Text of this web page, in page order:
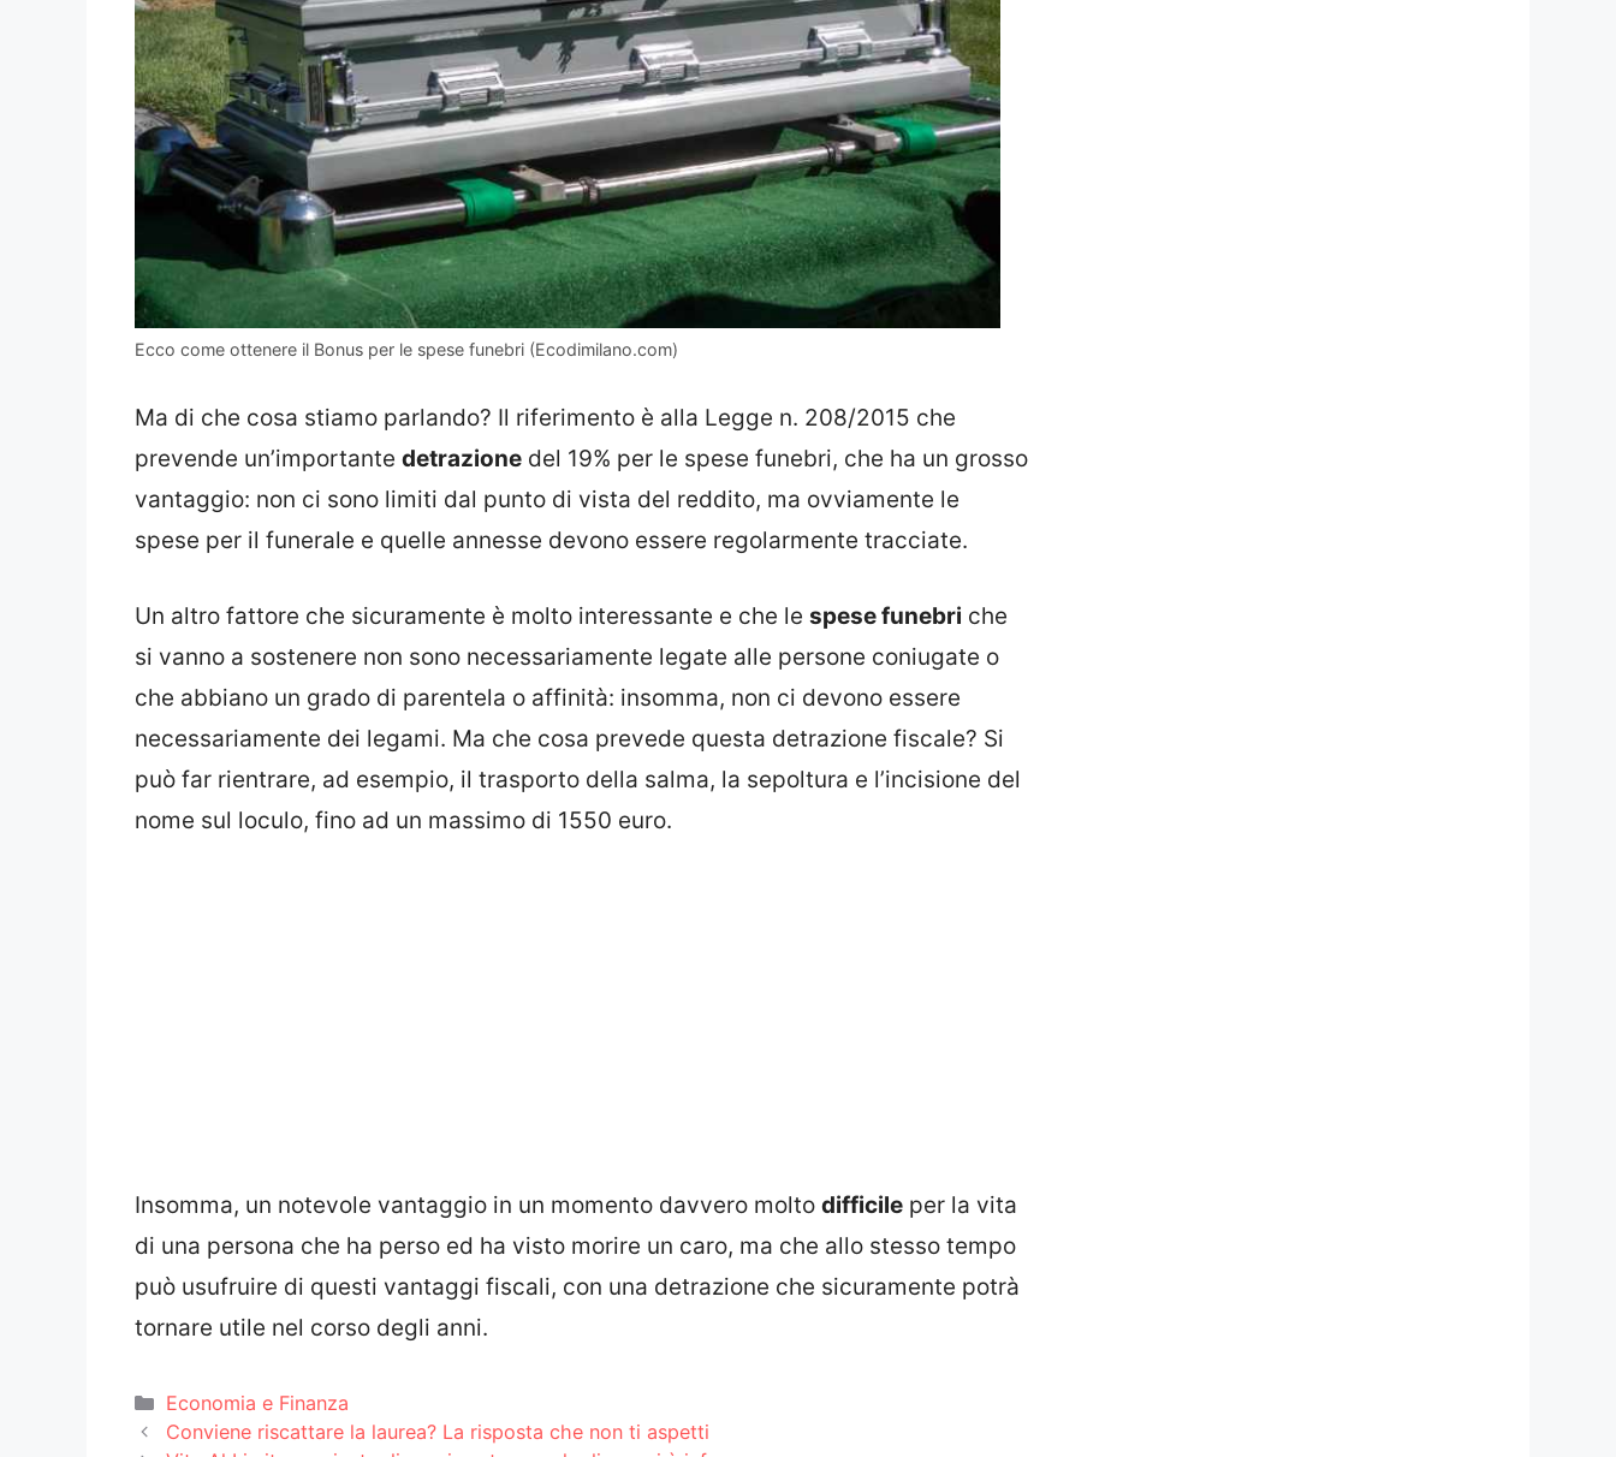
Ecco come ottenere il Bonus per le spese funebri (Ecodimilano.com)
Ma di che cosa stiamo parlando? Il riferimento è alla Legge n. 208/2015 che
prevende un’importante detrazione del 19% per le spese funebri, che ha un grosso
vantaggio: non ci sono limiti dal punto di vista del reddito, ma ovviamente le
spese per il funerale e quelle annesse devono essere regolarmente tracciate.
Un altro fattore che sicuramente è molto interessante e che le spese funebri che
si vanno a sostenere non sono necessariamente legate alle persone coniugate o
che abbiano un grado di parentela o affinità: insomma, non ci devono essere
necessariamente dei legami. Ma che cosa prevede questa detrazione fiscale? Si
può far rientrare, ad esempio, il trasporto della salma, la sepoltura e l’incisione del
nome sul loculo, fino ad un massimo di 1550 euro.
Insomma, un notevole vantaggio in un momento davvero molto difficile per la vita
di una persona che ha perso ed ha visto morire un caro, ma che allo stesso tempo
può usufruire di questi vantaggi fiscali, con una detrazione che sicuramente potrà
tornare utile nel corso degli anni.
Categorie
Economia e Finanza
Conviene riscattare la laurea? La risposta che non ti aspetti